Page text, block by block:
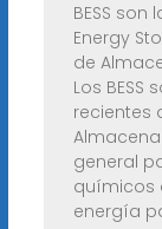
BESS
Energy
de
Los
recientes
general
químicos
energía